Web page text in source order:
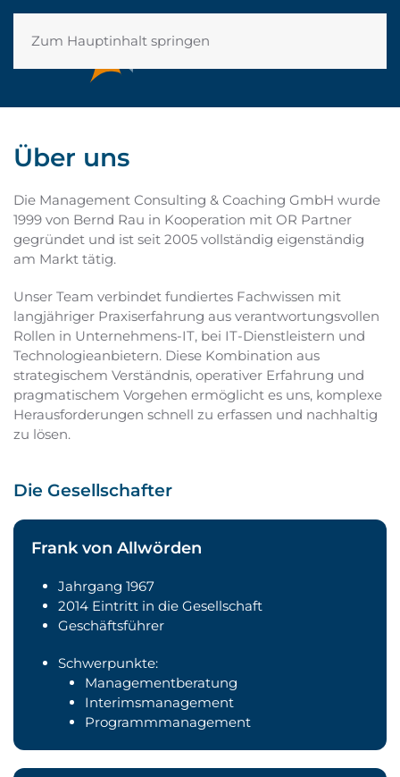
Zum Hauptinhalt springen
Über uns
Die Management Consulting & Coaching GmbH wurde
1999 von Bernd Rau in Kooperation mit OR Partner
gegründet und ist seit 2005 vollständig eigenständig
am Markt tätig.
Unser Team verbindet fundiertes Fachwissen mit
langjähriger Praxiserfahrung aus verantwortungsvollen
Rollen in Unternehmens-IT, bei IT-Dienstleistern und
Technologieanbietern. Diese Kombination aus
strategischem Verständnis, operativer Erfahrung und
pragmatischem Vorgehen ermöglicht es uns, komplexe
Herausforderungen schnell zu erfassen und nachhaltig
zu lösen.
Die Gesellschafter
Frank von Allwörden
Jahrgang 1967
2014 Eintritt in die Gesellschaft
Geschäftsführer
Schwerpunkte:
Managementberatung
Interimsmanagement
Programmmanagement